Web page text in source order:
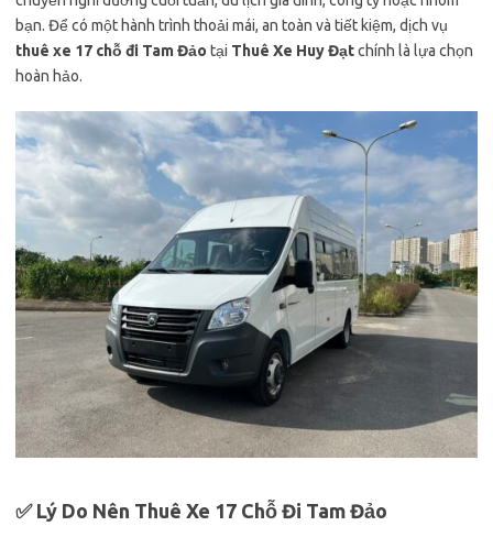
bạn. Để có một hành trình thoải mái, an toàn và tiết kiệm, dịch vụ
thuê xe 17 chỗ đi Tam Đảo tại Thuê Xe Huy Đạtchính là lựa chọn
hoàn hảo.
✅ Lý Do Nên Thuê Xe 17 Chỗ Đi Tam Đảo